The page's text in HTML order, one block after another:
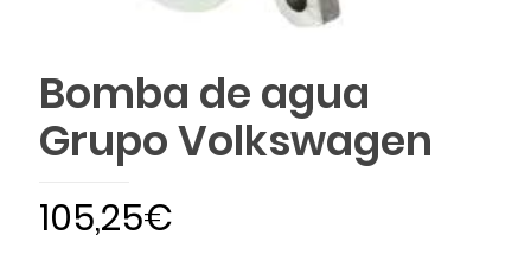
Bomba de agua
Grupo Volkswagen
105,25€